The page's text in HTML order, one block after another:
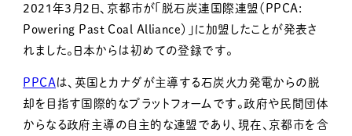
2021年3月2日、京都市が「脱石炭連国際連盟（PPCA:
Powering Past Coal Alliance）」に加盟したことが発表さ
れました。日本からは初めての登録です。
PPCAは、英国とカナダが主導する石炭火力発電からの脱
却を目指す国際的なプラットフォームです。政府や民間団体
からなる政府主導の自主的な連盟であり、現在、京都市を含